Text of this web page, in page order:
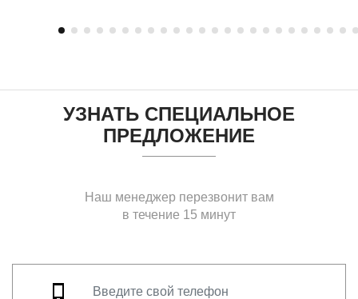
УЗНАТЬ СПЕЦИАЛЬНОЕ
ПРЕДЛОЖЕНИЕ
Наш менеджер перезвонит вам
в течение 15 минут